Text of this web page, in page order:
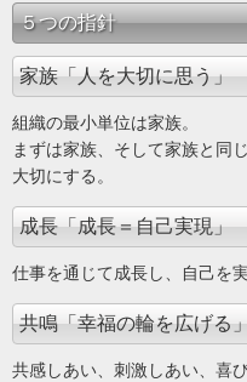
５つの指針
家族「人を大切に思う」
組織の最小単位は家族。
まずは家族、そして家族と同
大切にする。
成長「成長＝自己実現」
仕事を通じて成長し、自己を実
共鳴「幸福の輪を広げる
共感しあい、刺激しあい、喜